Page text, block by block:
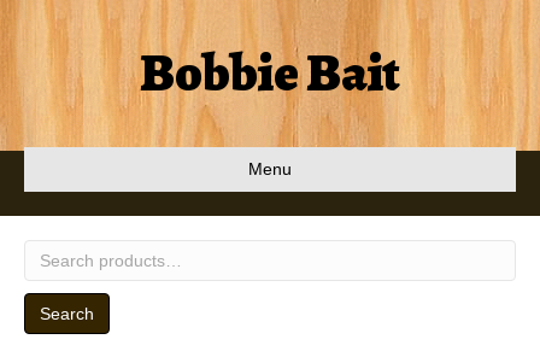
Bobbie Bait
Menu
Search
Search